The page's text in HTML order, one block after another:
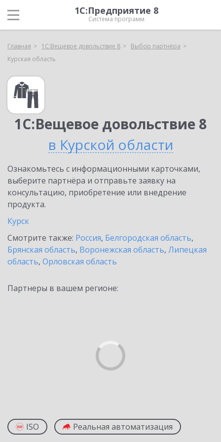
1С:Предприятие 8
Система программ
Главная 1С:Вещевое довольствие 8
Выбор партнёра
Курская область
1С:Вещевое довольствие 8
в Курской области
Ознакомьтесь с информационными карточками,
выберите партнёра и отправьте заявку на
консультацию, приобретение или внедрение
продукта.
Курск
Смотрите также: Россия, Белгородская область,
Брянская область, Воронежская область, Липецкая
область, Орловская область
Партнеры в вашем регионе:
ISO Реальная автоматизация